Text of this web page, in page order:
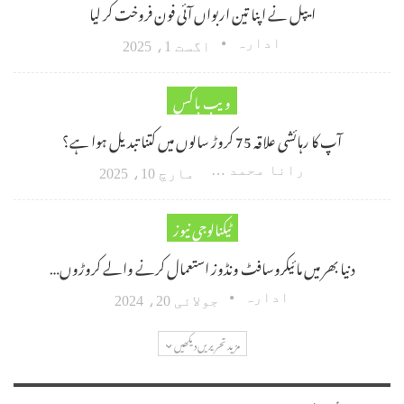
ایپل نے اپنا تین اربواں آئی فون فروخت کر لیا
ادارہ اگست 1، 2025
ویب باکس
آپ کا رہائشی علاقہ 75 کروڑ سالوں میں کتنا تبدیل ہوا ہے؟
رانا محمد امین اکبر مارچ 10، 2025
ٹیکنالوجی نیوز
دنیا بھر میں مائیکروسافٹ ونڈوز استعمال کرنے والے کروڑوں…
ادارہ جولائی 20، 2024
مزید تحریریں دیکھیں